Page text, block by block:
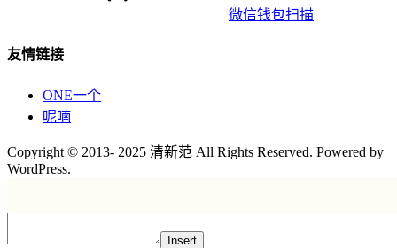
微信钱包扫描
友情链接
ONE一个
呢喃
Copyright © 2013- 2025 清新范 All Rights Reserved. Powered by
WordPress.
Insert